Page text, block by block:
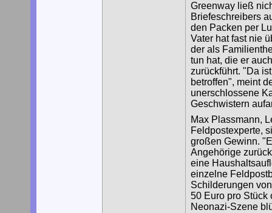
Greenway ließ
Briefeschreibers
den Packen per
Vater hat fast nie
der als
tun hat, die er
zurückführt. "Da
betroffen", meint
unerschlossene
Geschwistern
Max Plassmann,
Feldpostexperte,
großen Gewinn.
Angehörige
eine
einzelne
Schilderungen
50 Euro pro Stück
Neonazi-Szene